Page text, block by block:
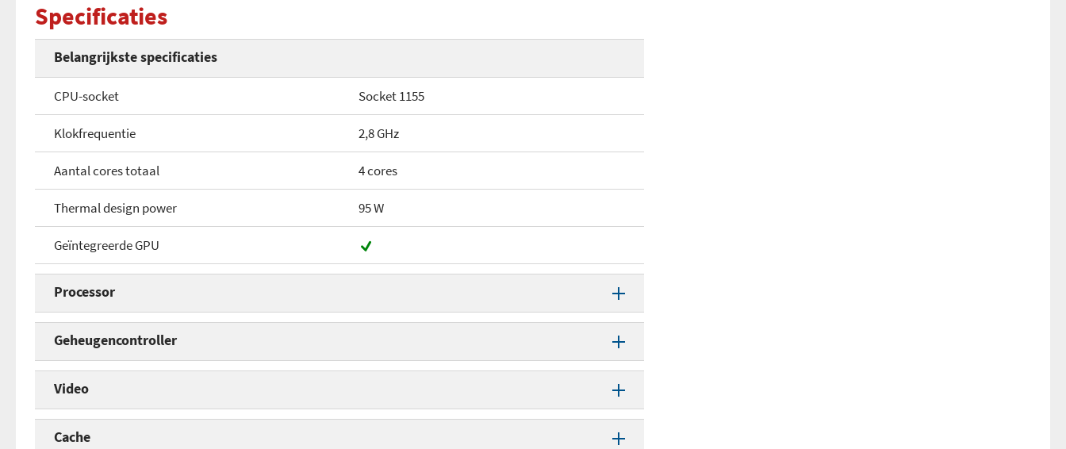
Specificaties
Belangrijkste specificaties
CPU-socket Socket 1155
Klokfrequentie 2,8 GHz
Aantal cores totaal 4 cores
Thermal design power 95 W
Geïntegreerde GPU
Processor
Processorserie
CPU-core Sandy Bridge
CPU-socket Socket 1155
Klokfrequentie
Geheugencontroller
Geïntegreerde geheugencontroller
Geheugentype DDR3
Video
Geïntegreerde GPU
Cache